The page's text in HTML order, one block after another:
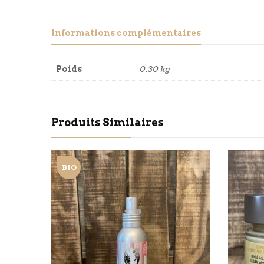
Informations complémentaires
Poids 0.30 kg
Produits Similaires
BIO